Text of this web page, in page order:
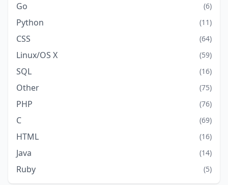
Go (6)
Python (11)
CSS (64)
Linux/OS X (59)
SQL (16)
Other (75)
PHP (76)
C (69)
HTML (16)
Java (14)
Ruby (5)